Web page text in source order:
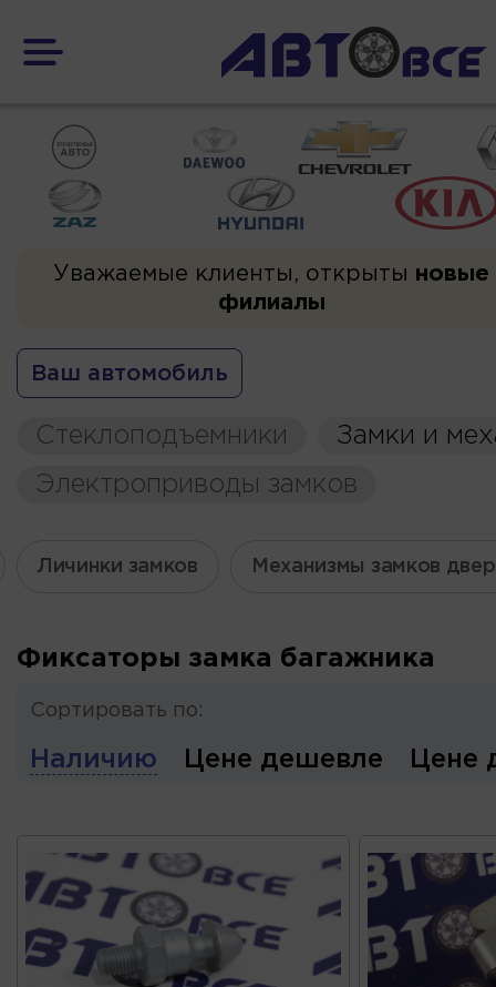
Уважаемые клиенты, открыты новые
филиалы
Ваш автомобиль
Стеклоподъемники
Замки и
Электроприводы замков
Личинки замков Механизмы замков
Фиксаторы замка багажника
Сортировать по:
Наличию Цене дешевле Цене